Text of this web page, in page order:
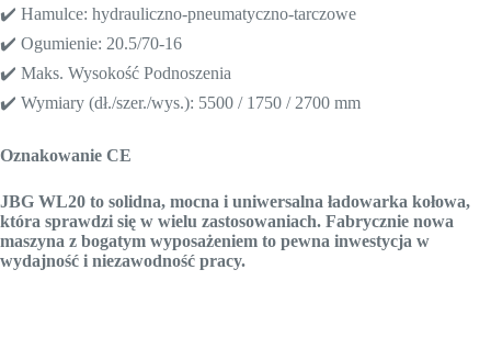
✔️ Hamulce: hydrauliczno-pneumatyczno-tarczowe
✔️ Ogumienie: 20.5/70-16
✔️ Maks. Wysokość Podnoszenia
✔️ Wymiary (dł./szer./wys.): 5500 / 1750 / 2700 mm
Oznakowanie CE
JBG WL20 to solidna, mocna i uniwersalna ładowarka kołowa,
która sprawdzi się w wielu zastosowaniach. Fabrycznie nowa
maszyna z bogatym wyposażeniem to pewna inwestycja w
wydajność i niezawodność pracy.